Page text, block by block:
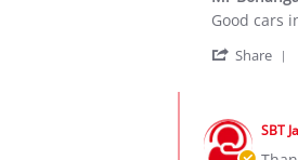
Review
Vvti
2020
review
Mr
Good cars
Share
Store
Owner
SBT